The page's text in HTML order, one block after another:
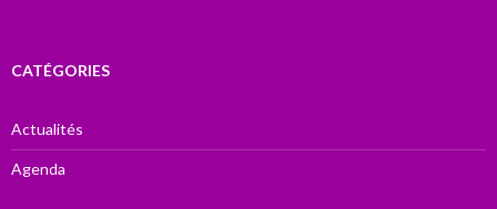
CATÉGORIES
Actualités
Agenda